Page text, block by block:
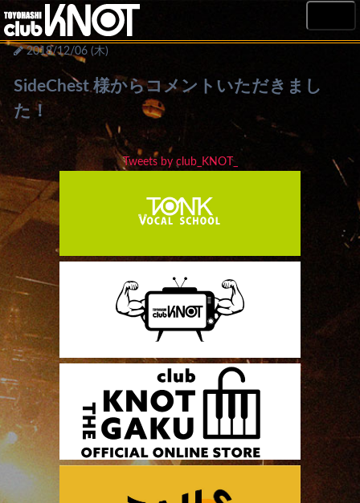
2018/12/06 (木)
SideChest 様からコメントいただきまし
た！
Tweets by club_KNOT_